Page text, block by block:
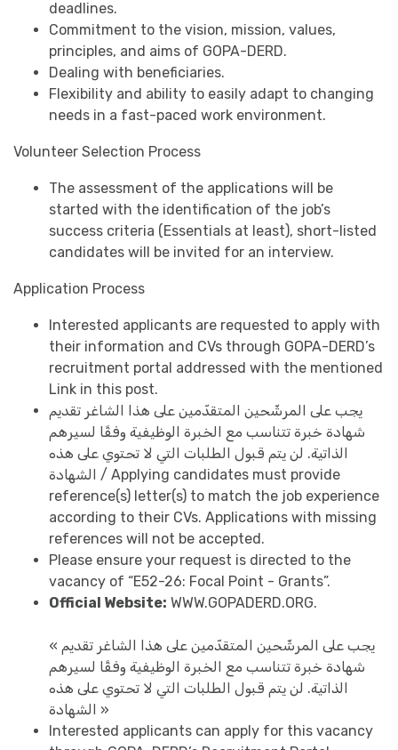
deadlines.
Commitment to the vision, mission, values,
principles, and aims of GOPA-DERD.
Dealing with beneficiaries.
Flexibility and ability to easily adapt to changing
needs in a fast-paced work environment.
Volunteer Selection Process
The assessment of the applications will be
started with the identification of the job’s
success criteria (Essentials at least), short-listed
candidates will be invited for an interview.
Application Process
Interested applicants are requested to apply with
their information and CVs through GOPA-DERD’s
recruitment portal addressed with the mentioned
Link in this post.
يجب على المرشّحين المتقدّمين على هذا الشاغر تقديم
شهادة خبرة تتناسب مع الخبرة الوظيفية وفقًا لسيرهم
الذاتية. لن يتم قبول الطلبات التي لا تحتوي على هذه
الشهادة / Applying candidates must provide
reference(s) letter(s) to match the job experience
according to their CVs. Applications with missing
references will not be accepted.
Please ensure your request is directed to the
vacancy of “E52-26: Focal Point - Grants”.
Official Website: WWW.GOPADERD.ORG.
« يجب على المرشّحين المتقدّمين على هذا الشاغر تقديم
شهادة خبرة تتناسب مع الخبرة الوظيفية وفقًا لسيرهم
الذاتية. لن يتم قبول الطلبات التي لا تحتوي على هذه
الشهادة »
Interested applicants can apply for this vacancy